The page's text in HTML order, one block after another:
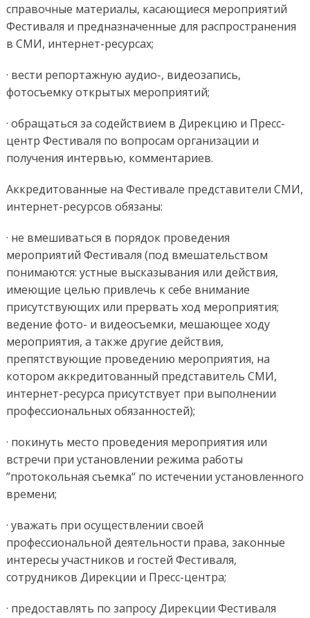
справочные материалы, касающиеся мероприятий
Фестиваля и предназначенные для распространения
в СМИ, интернет-ресурсах;
· вести репортажную аудио-, видеозапись,
фотосъемку открытых мероприятий;
· обращаться за содействием в Дирекцию и Пресс-
центр Фестиваля по вопросам организации и
получения интервью, комментариев.
Аккредитованные на Фестивале представители СМИ,
интернет-ресурсов обязаны:
· не вмешиваться в порядок проведения
мероприятий Фестиваля (под вмешательством
понимаются: устные высказывания или действия,
имеющие целью привлечь к себе внимание
присутствующих или прервать ход мероприятия;
ведение фото- и видеосъемки, мешающее ходу
мероприятия, а также другие действия,
препятствующие проведению мероприятия, на
котором аккредитованный представитель СМИ,
интернет-ресурса присутствует при выполнении
профессиональных обязанностей);
· покинуть место проведения мероприятия или
встречи при установлении режима работы
”протокольная съемка“ по истечении установленного
времени;
· уважать при осуществлении своей
профессиональной деятельности права, законные
интересы участников и гостей Фестиваля,
сотрудников Дирекции и Пресс-центра;
· предоставлять по запросу Дирекции Фестиваля